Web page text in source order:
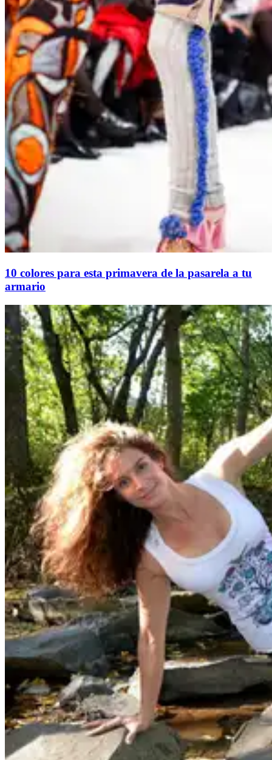
10 colores para esta primavera de la pasarela a tu
armario